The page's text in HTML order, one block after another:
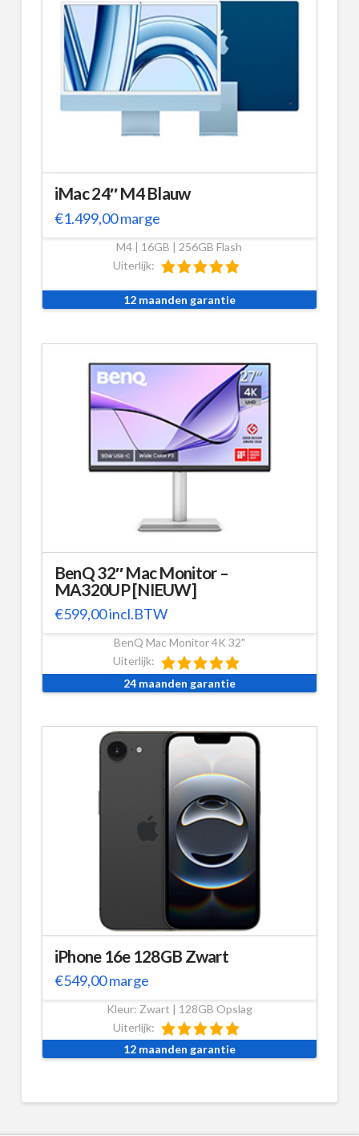
iMac 24″ M4 Blauw
€1.499,00marge
M4 | 16GB | 256GB Flash
Uiterlijk:
12 maanden garantie
BenQ 32″ Mac Monitor –
MA320UP [NIEUW]
€599,00incl.BTW
BenQ Mac Monitor 4K 32"
Uiterlijk:
24 maanden garantie
iPhone 16e 128GB Zwart
€549,00marge
Kleur: Zwart | 128GB Opslag
Uiterlijk:
12 maanden garantie